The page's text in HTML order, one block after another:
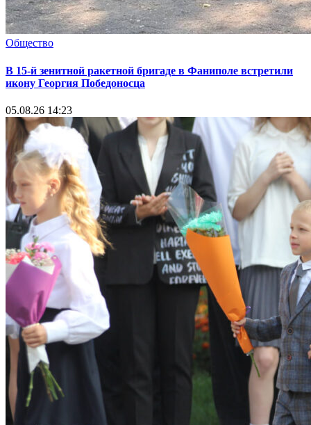
Общество
В 15-й зенитной ракетной бригаде в Фаниполе встретили
икону Георгия Победоносца
05.08.26 14:23